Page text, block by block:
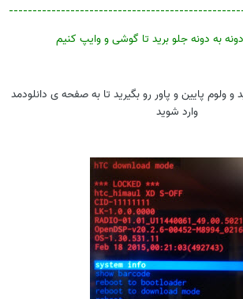
به دونه جلو برید تا گوشی و وایپ کنیم
پایین و پاور رو بگیرید تا به صفحه ی دانلودمد
وارد شوید